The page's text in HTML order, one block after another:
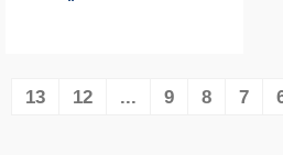
7
8
9
...
12
13